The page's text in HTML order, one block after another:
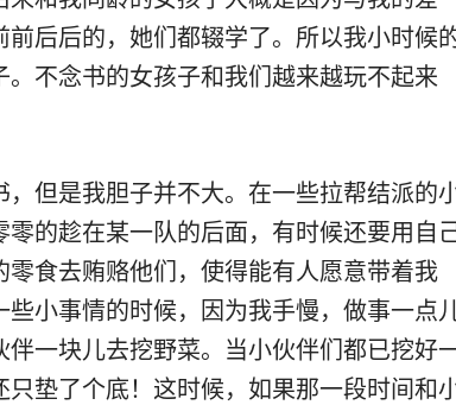
后后的，她们都辍学了。所以我小时候
。不念书的女孩子和我们越来越玩不起来
，但是我胆子并不大。在一些拉帮结派的
零的趁在某一队的后面，有时候还要用自
零食去贿赂他们，使得能有人愿意带着我
些小事情的时候，因为我手慢，做事一点
伴一块儿去挖野菜。当小伙伴们都已挖好
只垫了个底！这时候，如果那一段时间和